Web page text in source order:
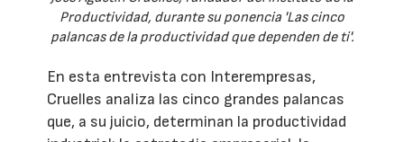
Productividad, durante su ponencia 'Las cinco
palancas de la productividad que dependen de ti'.
En esta entrevista con Interempresas,
Cruelles analiza las cinco grandes palancas
que, a su juicio, determinan la productividad